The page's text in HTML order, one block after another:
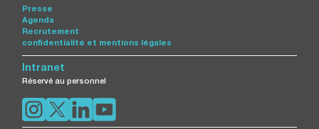
Presse
Agenda
Recrutement
confidentialité et mentions légales
Intranet
Réservé au personnel